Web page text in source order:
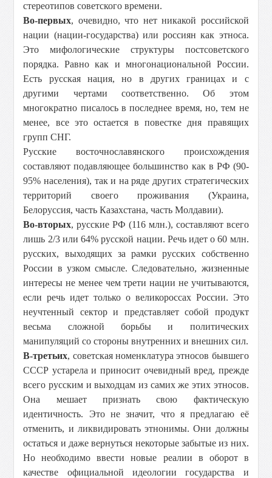
стереотипов советского времени.
Во-первых, очевидно, что нет никакой российской
нации (нации-государства) или россиян как этноса.
Это мифологические структуры постсоветского
порядка. Равно как и многонациональной России.
Есть русская нация, но в других границах и с
другими чертами соответственно. Об этом
многократно писалось в последнее время, но, тем не
менее, все это остается в повестке дня правящих
групп СНГ.
Русские восточнославянского происхождения
составляют подавляющее большинство как в РФ (90-
95% населения), так и на ряде других стратегических
территорий своего проживания (Украина,
Белоруссия, часть Казахстана, часть Молдавии).
Во-вторых, русские РФ (116 млн.), составляют всего
лишь 2/3 или 64% русской нации. Речь идет о 60 млн.
русских, выходящих за рамки русских собственно
России в узком смысле. Следовательно, жизненные
интересы не менее чем трети нации не учитываются,
если речь идет только о великороссах России. Это
неучтенный сектор и представляет собой продукт
весьма сложной борьбы и политических
манипуляций со стороны внутренних и внешних сил.
В-третьих, советская номенклатура этносов бывшего
СССР устарела и приносит очевидный вред, прежде
всего русским и выходцам из самих же этих этносов.
Она мешает признать свою фактическую
идентичность. Это не значит, что я предлагаю её
отменить, и ликвидировать этнонимы. Они должны
остаться и даже вернуться некоторые забытые из них.
Но необходимо ввести новые реалии в оборот в
качестве официальной идеологии государства и